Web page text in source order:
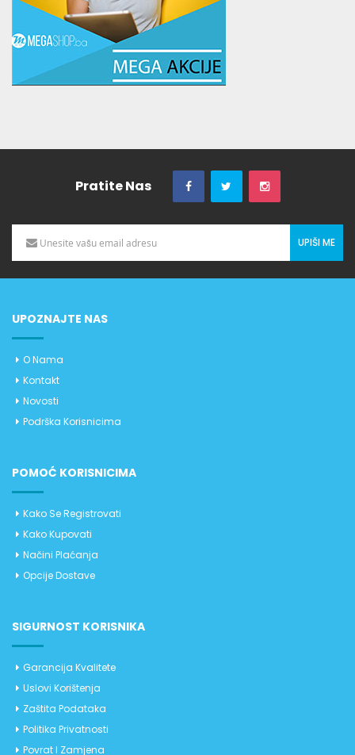
Pratite Nas
UPIŠI ME
UPOZNAJTE NAS
O Nama
Kontakt
Novosti
Podrška Korisnicima
POMOĆ KORISNICIMA
Kako Se Registrovati
Kako Kupovati
Načini Plaćanja
Opcije Dostave
SIGURNOST KORISNIKA
Garancija Kvalitete
Uslovi Korištenja
Zaštita Podataka
Politika Privatnosti
Povrat I Zamjena